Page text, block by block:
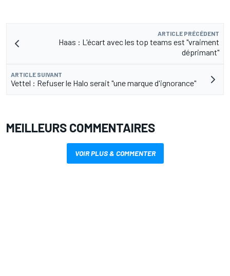
ARTICLE PRÉCÉDENT
Haas : L'écart avec les top teams est "vraiment
déprimant"
ARTICLE SUIVANT
Vettel : Refuser le Halo serait "une marque d'ignorance"
MEILLEURS COMMENTAIRES
VOIR PLUS & COMMENTER